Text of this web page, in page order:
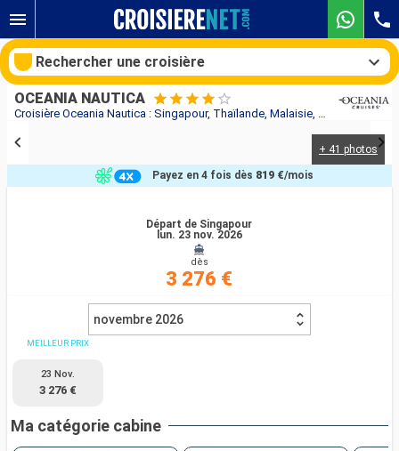
Croisière Oceania Nautica : Singapour, Thaïlande, Malaisie, Indonésie au départ de Singapour
OCEANIA NAUTICA
+ 41 photos
Départ de Singapour
lun. 23 nov. 2026
dès
3 276 €
Payez en 4 fois dès 819 €/mois
novembre 2026
MEILLEUR PRIX
23 Nov.
3 276 €
Ma catégorie cabine
Rechercher une croisière
Compagnies
Rechercher